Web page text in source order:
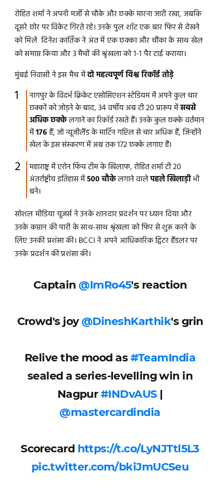
रोहित शर्मा ने अपनी मर्जी से चौके और छक्के मारना जारी रखा, जबकि
दूसरे छोर पर विकेट गिरते रहे। उनके पुल शॉट एक बार फिर से देखने
को मिले दिनेश कार्तिक ने अंत में एक छक्का और चौंका के साथ खेल
को समाप्त किया और 3 मैचों की श्रृंखला को 1-1 पैर टाई कराया।
मुंबई निवासी ने इस मैच मेंदो महत्वपूर्ण विश्व रिकॉर्ड तोड़े
नागपुर के विदर्भ क्रिकेट एसोसिएशन स्टेडियम में अपने कुल चार
छक्कों को जोड़ने के बाद, 34 वर्षीय अब टी 20 प्रारूप मेंसबसे
अधिक छक्केलगाने का रिकॉर्ड रखते हैं। उनके कुल छक्के वर्तमान
में176हैं, जो न्यूजीलैंड के मार्टिन गप्टिल से चार अधिक हैं, जिन्होंने
खेल के इस संस्करण में अब तक 172 छक्के लगाए हैं।
महाराष्ट्र में एरोन फिंच टीम के खिलाफ, रोहित शर्मा टी 20
अंतर्राष्ट्रीय इतिहास में500 चौकेलगाने वालेपहले खिलाड़ीभी
बने।
सोशल मीडिया यूजर्स ने उनके शानदार प्रदर्शन पर ध्यान दिया और
उनके कप्तान की पारी के साथ-साथ श्रृंखला को फिर से शुरू करने के
लिए उनकी प्रशंसा की। BCCI ने अपने आधिकारिक ट्विटर हैंडलर पर
उनके प्रदर्शन की प्रशंसा की।
Captain@ImRo45's reaction
Crowd's joy@DineshKarthik's grin
Relive the mood as#TeamIndia
sealed a series-levelling win in
Nagpur#INDvAUS|
@mastercardindia
Scorecard https://t.co/LyNJTtl5L3
pic.twitter.com/bkiJmUCSeu